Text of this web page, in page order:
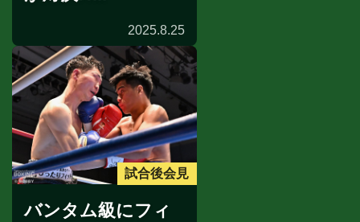
2025.8.25
試合後会見
バンタム級にフィ